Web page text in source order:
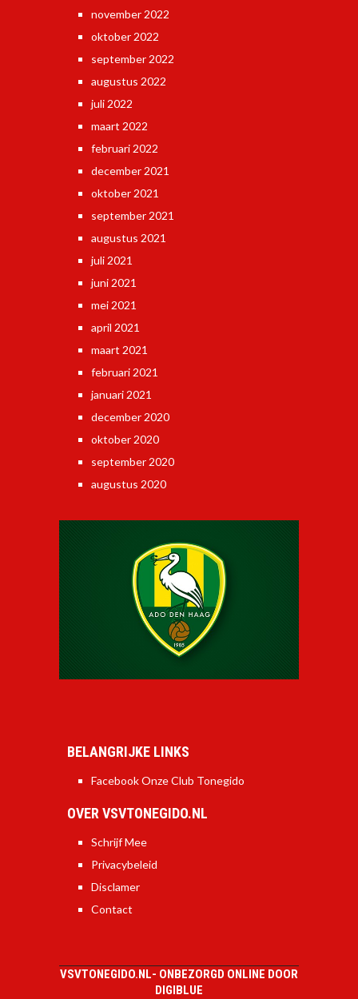
november 2022
oktober 2022
september 2022
augustus 2022
juli 2022
maart 2022
februari 2022
december 2021
oktober 2021
september 2021
augustus 2021
juli 2021
juni 2021
mei 2021
april 2021
maart 2021
februari 2021
januari 2021
december 2020
oktober 2020
september 2020
augustus 2020
BELANGRIJKE LINKS
Facebook Onze Club Tonegido
OVER VSVTONEGIDO.NL
Schrijf Mee
Privacybeleid
Disclamer
Contact
VSVTONEGIDO.NL- ONBEZORGD ONLINE DOOR
DIGIBLUE